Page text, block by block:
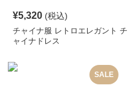
¥5,320 (税込)
チャイナ服 レトロエレガント チ
ャイナドレス
SALE